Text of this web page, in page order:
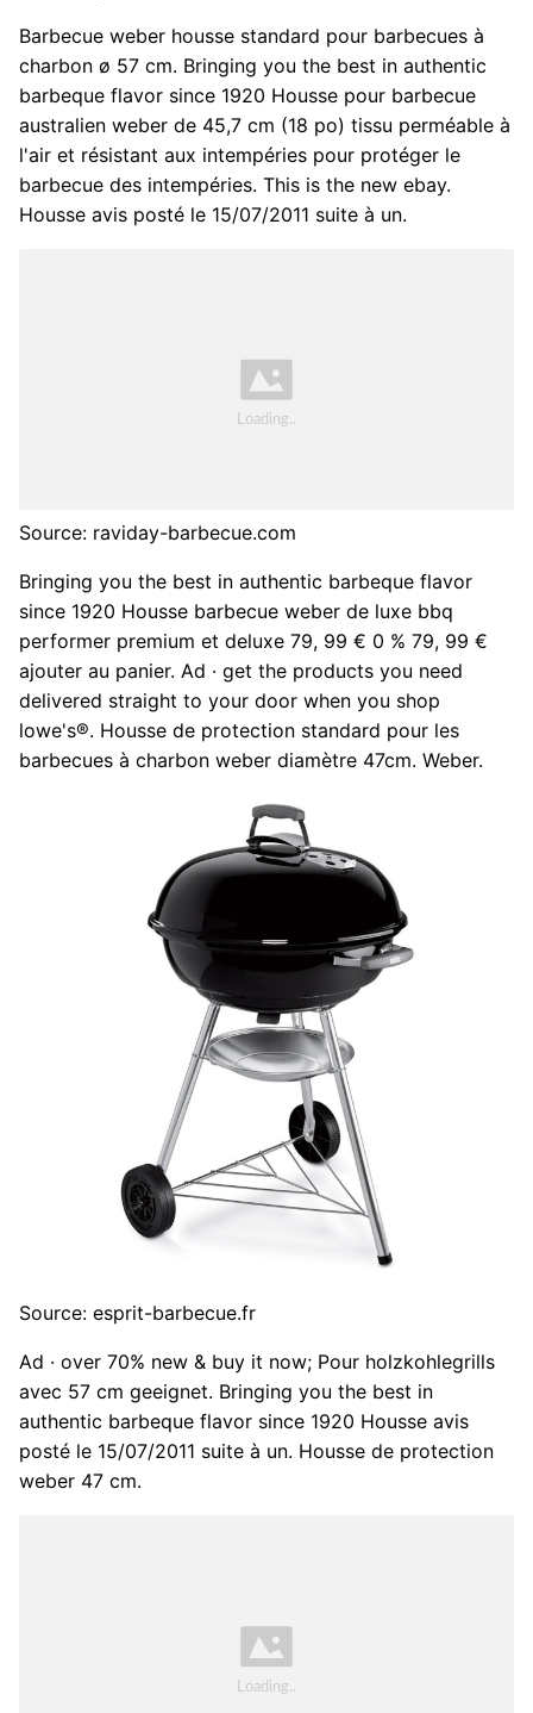
Barbecue weber housse standard pour barbecues à
charbon ø 57 cm. Bringing you the best in authentic
barbeque flavor since 1920 Housse pour barbecue
australien weber de 45,7 cm (18 po) tissu perméable à
l'air et résistant aux intempéries pour protéger le
barbecue des intempéries. This is the new ebay.
Housse avis posté le 15/07/2011 suite à un.
Source: raviday-barbecue.com
Bringing you the best in authentic barbeque flavor
since 1920 Housse barbecue weber de luxe bbq
performer premium et deluxe 79, 99 € 0 % 79, 99 €
ajouter au panier. Ad · get the products you need
delivered straight to your door when you shop
lowe's®. Housse de protection standard pour les
barbecues à charbon weber diamètre 47cm. Weber.
Source: esprit-barbecue.fr
Ad · over 70% new & buy it now; Pour holzkohlegrills
avec 57 cm geeignet. Bringing you the best in
authentic barbeque flavor since 1920 Housse avis
posté le 15/07/2011 suite à un. Housse de protection
weber 47 cm.